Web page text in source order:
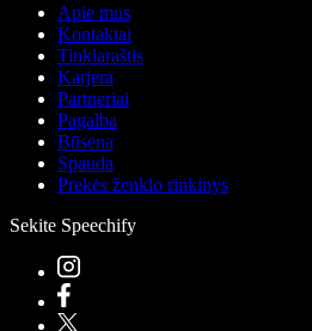
Apie mus
Kontaktai
Tinklaraštis
Karjera
Partneriai
Pagalba
Būsena
Spauda
Prekės ženklo rinkinys
Sekite Speechify